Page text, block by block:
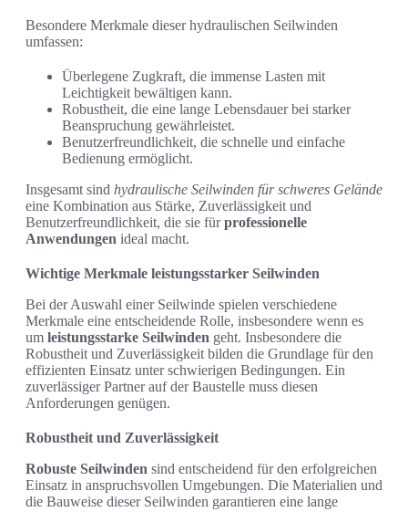
Besondere Merkmale dieser hydraulischen Seilwinden
umfassen:
Überlegene Zugkraft, die immense Lasten mit
Leichtigkeit bewältigen kann.
Robustheit, die eine lange Lebensdauer bei starker
Beanspruchung gewährleistet.
Benutzerfreundlichkeit, die schnelle und einfache
Bedienung ermöglicht.
Insgesamt sind hydraulische Seilwinden für schweres Gelände
eine Kombination aus Stärke, Zuverlässigkeit und
Benutzerfreundlichkeit, die sie fürprofessionelle
Anwendungen ideal macht.
Wichtige Merkmale leistungsstarker Seilwinden
Bei der Auswahl einer Seilwinde spielen verschiedene
Merkmale eine entscheidende Rolle, insbesondere wenn es
um leistungsstarke Seilwinden geht. Insbesondere die
Robustheit und Zuverlässigkeit bilden die Grundlage für den
effizienten Einsatz unter schwierigen Bedingungen. Ein
zuverlässiger Partner auf der Baustelle muss diesen
Anforderungen genügen.
Robustheit und Zuverlässigkeit
Robuste Seilwinden sind entscheidend für den erfolgreichen
Einsatz in anspruchsvollen Umgebungen. Die Materialien und
die Bauweise dieser Seilwinden garantieren eine lange